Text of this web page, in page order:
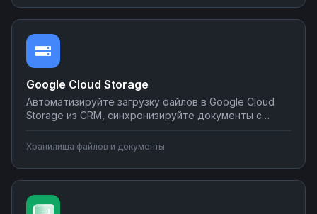
программирования на платформе Nodul.
Google Cloud Storage
Автоматизируйте загрузку файлов в Google Cloud
Storage из CRM, синхронизируйте документы с
уведомления о новых файлах в мессенджеры.
Создавайте интеграции облачного хранилища без
программирования на Nodul.
Хранилища файлов и документы